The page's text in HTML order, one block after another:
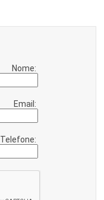
Nome:
Email:
Telefone: